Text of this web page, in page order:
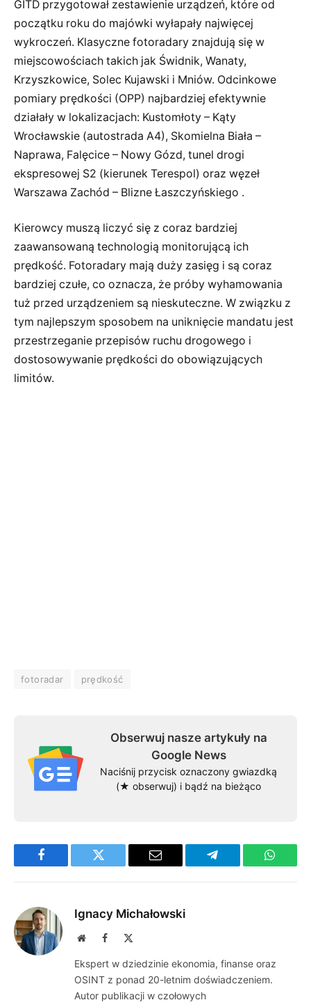
GITD przygotował zestawienie urządzeń, które od
początku roku do majówki wyłapały najwięcej
wykroczeń. Klasyczne fotoradary znajdują się w
miejscowościach takich jak Świdnik, Wanaty,
Krzyszkowice, Solec Kujawski i Mniów. Odcinkowe
pomiary prędkości (OPP) najbardziej efektywnie
działały w lokalizacjach: Kustomłoty – Kąty
Wrocławskie (autostrada A4), Skomielna Biała –
Naprawa, Falęcice – Nowy Gózd, tunel drogi
ekspresowej S2 (kierunek Terespol) oraz węzeł
Warszawa Zachód – Blizne Łaszczyńskiego .
Kierowcy muszą liczyć się z coraz bardziej
zaawansowaną technologią monitorującą ich
prędkość. Fotoradary mają duży zasięg i są coraz
bardziej czułe, co oznacza, że próby wyhamowania
tuż przed urządzeniem są nieskuteczne. W związku z
tym najlepszym sposobem na uniknięcie mandatu jest
przestrzeganie przepisów ruchu drogowego i
dostosowywanie prędkości do obowiązujących
limitów.
fotoradar prędkość
Obserwuj nasze artykuły na
Google News
Naciśnij przycisk oznaczony gwiazdką
(★ obserwuj) i bądź na bieżąco
Facebook Twitter Email Telegram
Ignacy Michałowski
WebsiteFacebook
Ekspert w dziedzinie ekonomia, finanse oraz
OSINT z ponad 20-letnim doświadczeniem.
Autor publikacji w czołowych